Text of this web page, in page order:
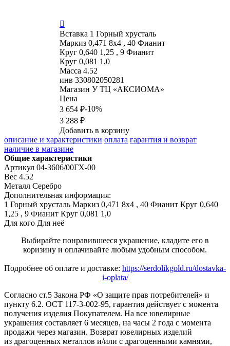

Вставка 1 Горный хрусталь
Маркиз 0,471 8х4 , 40 Фианит
Круг 0,640 1,25 , 9 Фианит
Круг 0,081 1,0
Масса 4.52
инв 330802050281
Магазин У ТЦ «АКСИОМА»
Цена
3 654 ₽-10%
3 288 ₽
Добавить в корзину
описание и характеристики оплата гарантия и возврат
наличие в магазине
Общие характеристики
Артикул 04-3606/00ГХ-00
Вес 4.52
Металл Серебро
Дополнительная информация:
1 Горный хрусталь Маркиз 0,471 8х4 , 40 Фианит Круг 0,640
1,25 , 9 Фианит Круг 0,081 1,0
Для кого Для неё
Выбирайте понравившееся украшение, кладите его в
коризину и оплачивайте любым удобным способом.
Подробнее об оплате и доставке: https://serdolikgold.ru/dostavka-
i-oplata/
Согласно ст.5 Закона РФ «О защите прав потребителей» и
пункту 6.2. ОСТ 117-3-002-95, гарантия действует с момента
получения изделия Покупателем. На все ювелирные
украшения составляет 6 месяцев, на часы 2 года с момента
продажи через магазин. Возврат ювелирных изделий
из драгоценных металлов и/или с драгоценными камнями,